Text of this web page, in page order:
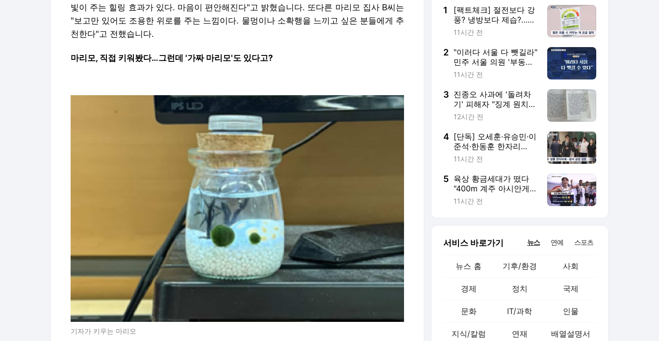
빛이 주는 힐링 효과가 있다. 마음이 편안해진다"고 밝혔습니다. 또다른 마리모 집사 B씨는
"보고만 있어도 조용한 위로를 주는 느낌이다. 물멍이나 소확행을 느끼고 싶은 분들에게 추
천한다"고 전했습니다.
마리모, 직접 키워봤다…그런데 '가짜 마리모'도 있다고?
기자가 키우는 마리모
1
[팩트체크] 절전보다 강
풍? 냉방보다 제습?…전
기료 아끼는 슬기로운
11시간 전
2 "이러다 서울 다 뺏길라"
민주 서울 의원 '부동산
대응 고심'
11시간 전
3 진종오 사과에 '돌려차
기' 피해자 "징계 원치
않아…꼭 천국 가세요"
12시간 전
4 [단독] 오세훈·유승민·이
준석·한동훈 한자리
에?…국힘 세미나 초청
11시간 전
5 육상 황금세대가 떴다
"400m 계주 아시안게임
첫 금 도전"
11시간 전
서비스 바로가기 뉴스 연예 스포츠
뉴스 홈 기후/환경 사회
경제 정치 국제
문화 IT/과학 인물
지식/칼럼 연재 배열설명서